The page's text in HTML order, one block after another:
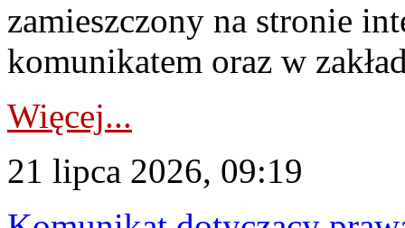
zamieszczony na stronie
komunikatem oraz w
Więcej...
21 lipca 2026, 09:19